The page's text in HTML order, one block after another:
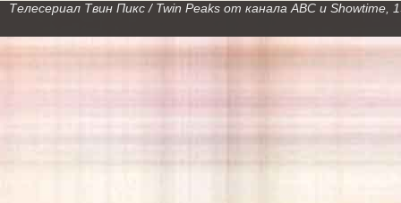
Телесериал Твин Пикс / Twin Peaks от канала ABC и